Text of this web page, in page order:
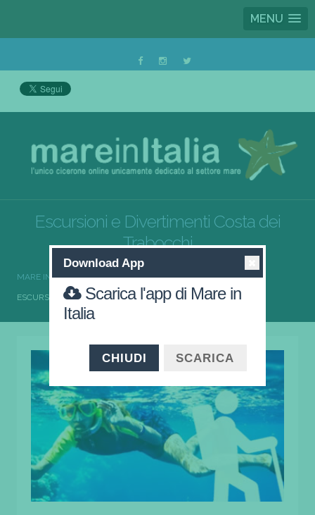
MENU
Escursioni e Divertimenti Costa dei
Trabocchi
MARE IN ITALIA ESCURSIONI E DIVERTIMENTI
ESCURSIONI E DIVERTIMENTI COSTA DEI TRABOCCHI
Download App
Scarica l'app di Mare in
Italia
CHIUDI SCARICA